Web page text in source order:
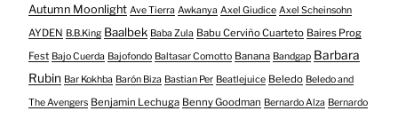
Autumn Moonlight Ave Tierra Awkanya Axel Giudice Axel Scheinsohn
AYDEN B.B.King Baalbek Baba Zula Babu Cerviño Cuarteto Baires Prog
Fest Bajo Cuerda Bajofondo Baltasar Comotto Banana Bandgap Barbara
Rubin Bar Kokhba Barón Biza Bastian Per Beatlejuice Beledo Beledo and
The Avengers Benjamin Lechuga Benny Goodman Bernardo Alza Bernardo